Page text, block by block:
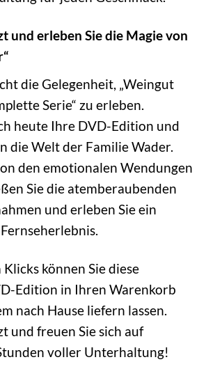
und erleben Sie die Magie von
die Gelegenheit, „Weingut
Serie“ zu erleben.
heute Ihre DVD-Edition und
die Welt der Familie Wader.
den emotionalen Wendungen
Sie die atemberaubenden
und erleben Sie ein
können Sie diese
Edition in Ihren Warenkorb
nach Hause liefern lassen.
und freuen Sie sich auf
voller Unterhaltung!